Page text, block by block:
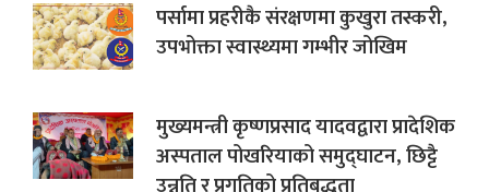
पर्सामा प्रहरीकै संरक्षणमा कुखुरा तस्करी,
उपभोक्ता स्वास्थ्यमा गम्भीर जोखिम
मुख्यमन्त्री कृष्णप्रसाद यादवद्वारा प्रादेशिक
अस्पताल पोखरियाको समुद्घाटन, छिट्टै